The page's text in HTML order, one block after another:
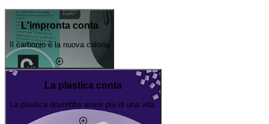
L'impronta conta
Il carbonio è la nuova caloria
La plastica conta
La plastica dovrebbe avere più di una vita.